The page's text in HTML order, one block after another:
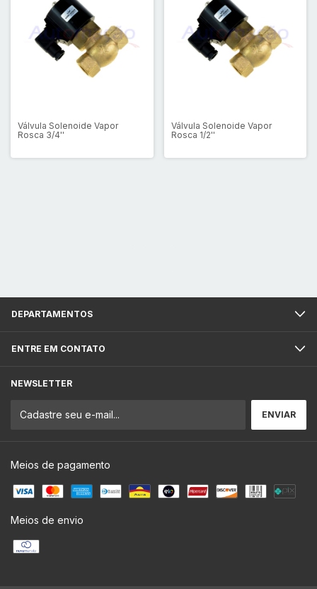
Válvula Solenoide Vapor
Rosca 3/4''
Válvula Solenoide Vapor
Rosca 1/2''
DEPARTAMENTOS
ENTRE EM CONTATO
NEWSLETTER
Meios de pagamento
Meios de envio